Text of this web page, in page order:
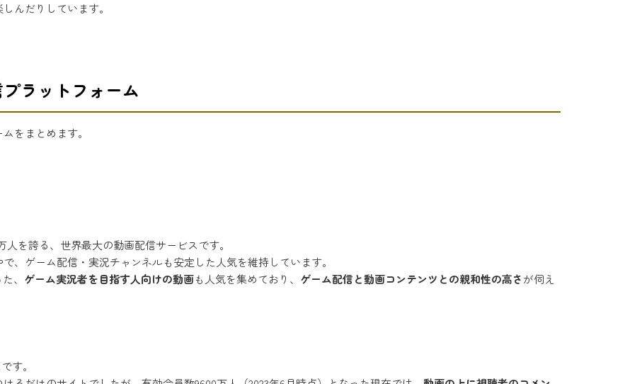
んだりしています。
ラットフォーム
をまとめます。
を誇る、世界最大の動画配信サービスです。
、ゲーム配信・実況チャンネルも安定した人気を維持しています。
、 ゲーム実況者を目指す人向けの動画も人気を集めており、 ゲーム配信と動画コンテンツとの親和性の高さが伺え
す。